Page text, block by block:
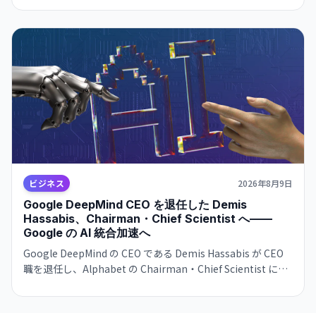
造が形成されつつあり、金融システムのリスク要因になり得
ると指摘した。
ビジネス 2026年8月9日
Google DeepMind CEO を退任した Demis
Hassabis、Chairman・Chief Scientist へ——
Google の AI 統合加速へ
Google DeepMind の CEO である Demis Hassabis が CEO
職を退任し、Alphabet の Chairman・Chief Scientist に転
Google の AI 戦略が実務と長期展望で分離される大きな人事